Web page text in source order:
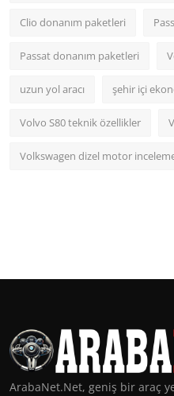
Clio donanım paketleri
Passat donanım paketleri
uzun yol aracı şehir içi
Volvo S80 teknik özellikler
Volkswagen dizel motor
ArabaNet.Net, geniş bir araç